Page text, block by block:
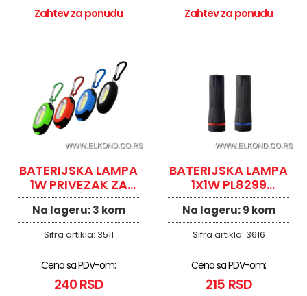
Zahtev za ponudu Zahtev za ponudu
BATERIJSKA LAMPA
1W PRIVEZAK ZA
KLJUČEVE
Na lageru:3 kom
Sifra artikla: 3511
Cena sa PDV-om:
240 RSD
BATERIJSKA LAMPA
1X1W PL8299
PROSTO
Na lageru:9 kom
Sifra artikla: 3616
Cena sa PDV-om:
215 RSD